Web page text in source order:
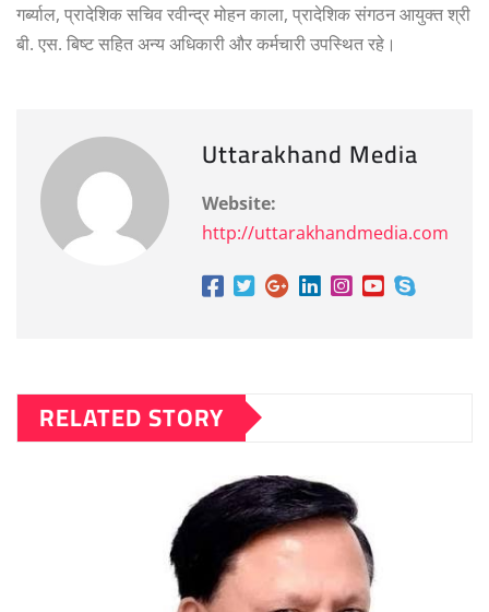
गर्ब्याल, प्रादेशिक सचिव रवीन्द्र मोहन काला, प्रादेशिक संगठन आयुक्त श्री
बी. एस. बिष्ट सहित अन्य अधिकारी और कर्मचारी उपस्थित रहे।
Uttarakhand Media
Website:
http://uttarakhandmedia.com
RELATED STORY